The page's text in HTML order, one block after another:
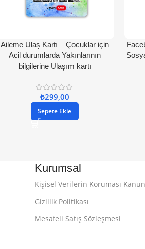
Aileme Ulaş Kartı – Çocuklar için
Acil durumlarda Yakınlarının
bilgilerine Ulaşım kartı
₺299,00
Sepete Ekle
Kurumsal
Kişisel Verilerin Koruması
Gizlilik Politikası
Mesafeli Satış Sözleşmesi